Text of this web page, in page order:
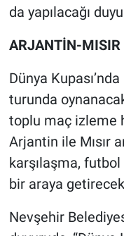
da yapılacağı
ARJANTİN-MISIR
Dünya
turunda
toplu maç izleme
Arjantin ile Mısır
karşılaşma, futbol
bir araya
Nevşehir